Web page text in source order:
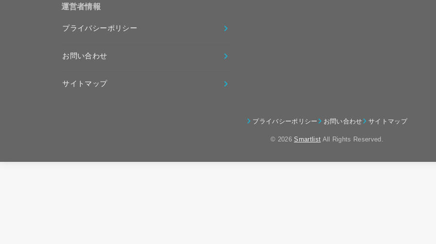
運営者情報
プライバシーポリシー
お問い合わせ
サイトマップ
プライバシーポリシー お問い合わせ サイトマップ
© 2026Smartlist All Rights Reserved.